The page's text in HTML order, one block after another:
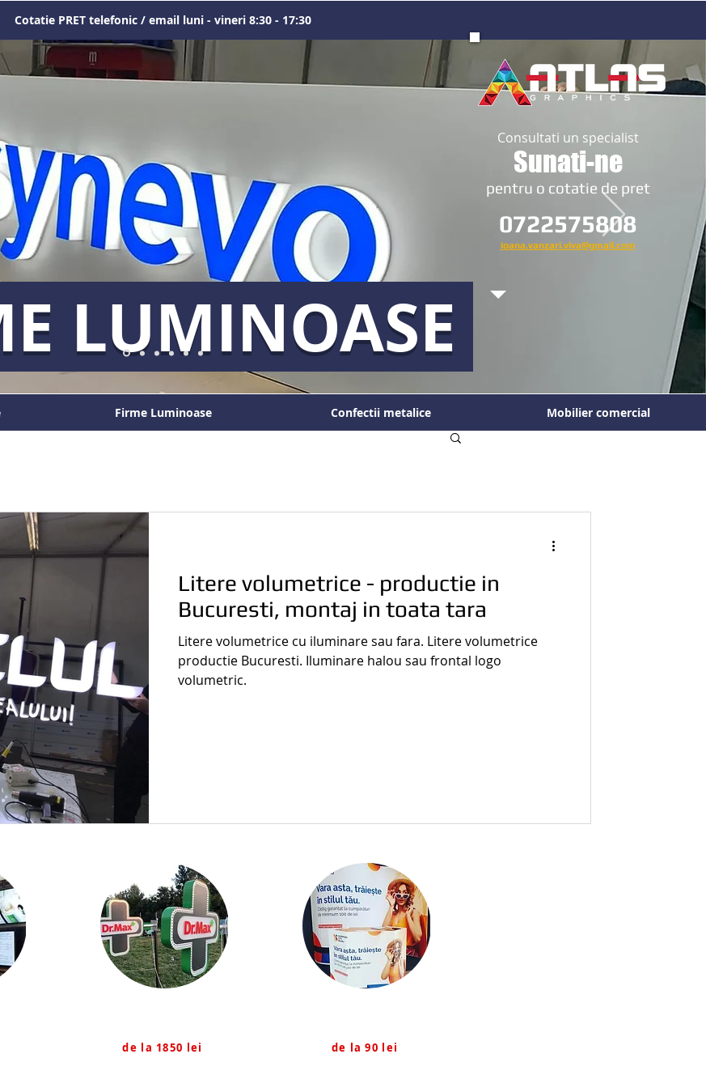
Consultati un specialist
Sunati-ne
​pentru o cotatie de pret
0722575808
ioana.vanzari.viva@gmail.com
LUMINOASE
Cotatie PRET telefonic / email luni - vineri 8:30 - 17:30
Firme Luminoase Confectii metalice Mobilier comercial
Litere volumetrice - productie in
Bucuresti, montaj in toata tara
Litere volumetrice cu iluminare sau fara. Litere volumetrice
productie Bucuresti. Iluminare halou sau frontal logo
volumetric.
de la 1850 lei de la 90 lei